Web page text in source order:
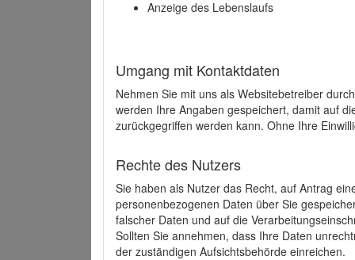
Anzeige des Lebenslaufs
Umgang mit Kontaktdaten
Nehmen Sie mit uns als Websitebetreiber
werden Ihre Angaben gespeichert, damit auf
zurückgegriffen werden kann. Ohne Ihre
Rechte des Nutzers
Sie haben als Nutzer das Recht, auf Antrag
personenbezogenen Daten über Sie
falscher Daten und auf die
Sollten Sie annehmen, dass Ihre Daten
der zuständigen Aufsichtsbehörde einreichen.